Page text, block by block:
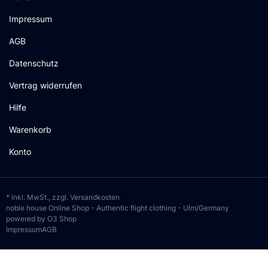
Impressum
AGB
Datenschutz
Vertrag widerrufen
Hilfe
Warenkorb
Konto
* inkl. MwSt., zzgl. Versandkosten
noble house Online Shop - Authentic flight clothing - Ulm/Germany
powered by O3 Shop
ImpressumAGB